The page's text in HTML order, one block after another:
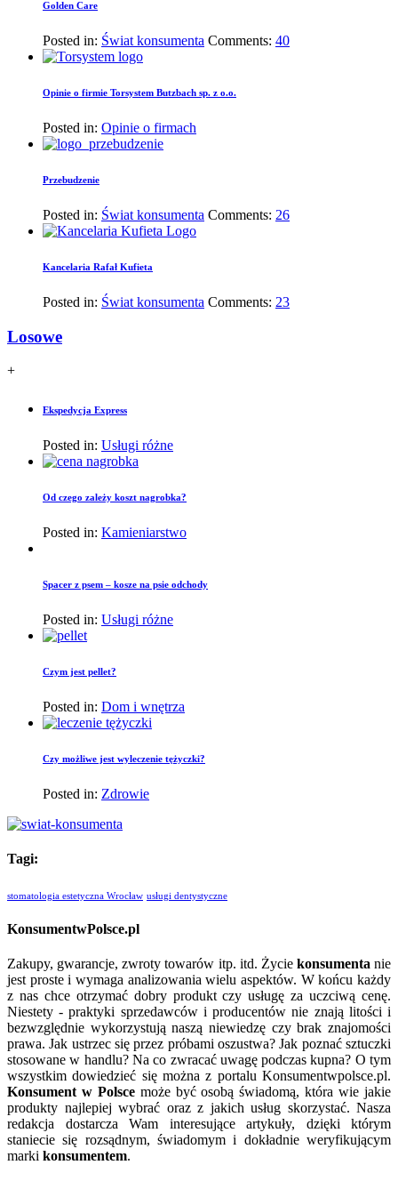
Golden Care
Posted in: Świat konsumenta Comments: 40
Opinie o firmie Torsystem Butzbach sp. z o.o.
Posted in: Opinie o firmach
Przebudzenie
Posted in: Świat konsumenta Comments: 26
Kancelaria Rafał Kufieta
Posted in: Świat konsumenta Comments: 23
Losowe
+
Ekspedycja Express
Posted in: Usługi różne
Od czego zależy koszt nagrobka?
Posted in: Kamieniarstwo
Spacer z psem – kosze na psie odchody
Posted in: Usługi różne
Czym jest pellet?
Posted in: Dom i wnętrza
Czy możliwe jest wyleczenie tężyczki?
Posted in: Zdrowie
Tagi:
stomatologia estetyczna Wrocław usługi dentystyczne
KonsumentwPolsce.pl
Zakupy, gwarancje, zwroty towarów itp. itd. Życie konsumenta nie
jest proste i wymaga analizowania wielu aspektów. W końcu każdy
z nas chce otrzymać dobry produkt czy usługę za uczciwą cenę.
Niestety - praktyki sprzedawców i producentów nie znają litości i
bezwzględnie wykorzystują naszą niewiedzę czy brak znajomości
prawa. Jak ustrzec się przez próbami oszustwa? Jak poznać sztuczki
stosowane w handlu? Na co zwracać uwagę podczas kupna? O tym
wszystkim dowiedzieć się można z portalu Konsumentwpolsce.pl.
Konsument w Polscemoże być osobą świadomą, która wie jakie
produkty najlepiej wybrać oraz z jakich usług skorzystać. Nasza
redakcja dostarcza Wam interesujące artykuły, dzięki którym
staniecie się rozsądnym, świadomym i dokładnie weryfikującym
marki konsumentem.